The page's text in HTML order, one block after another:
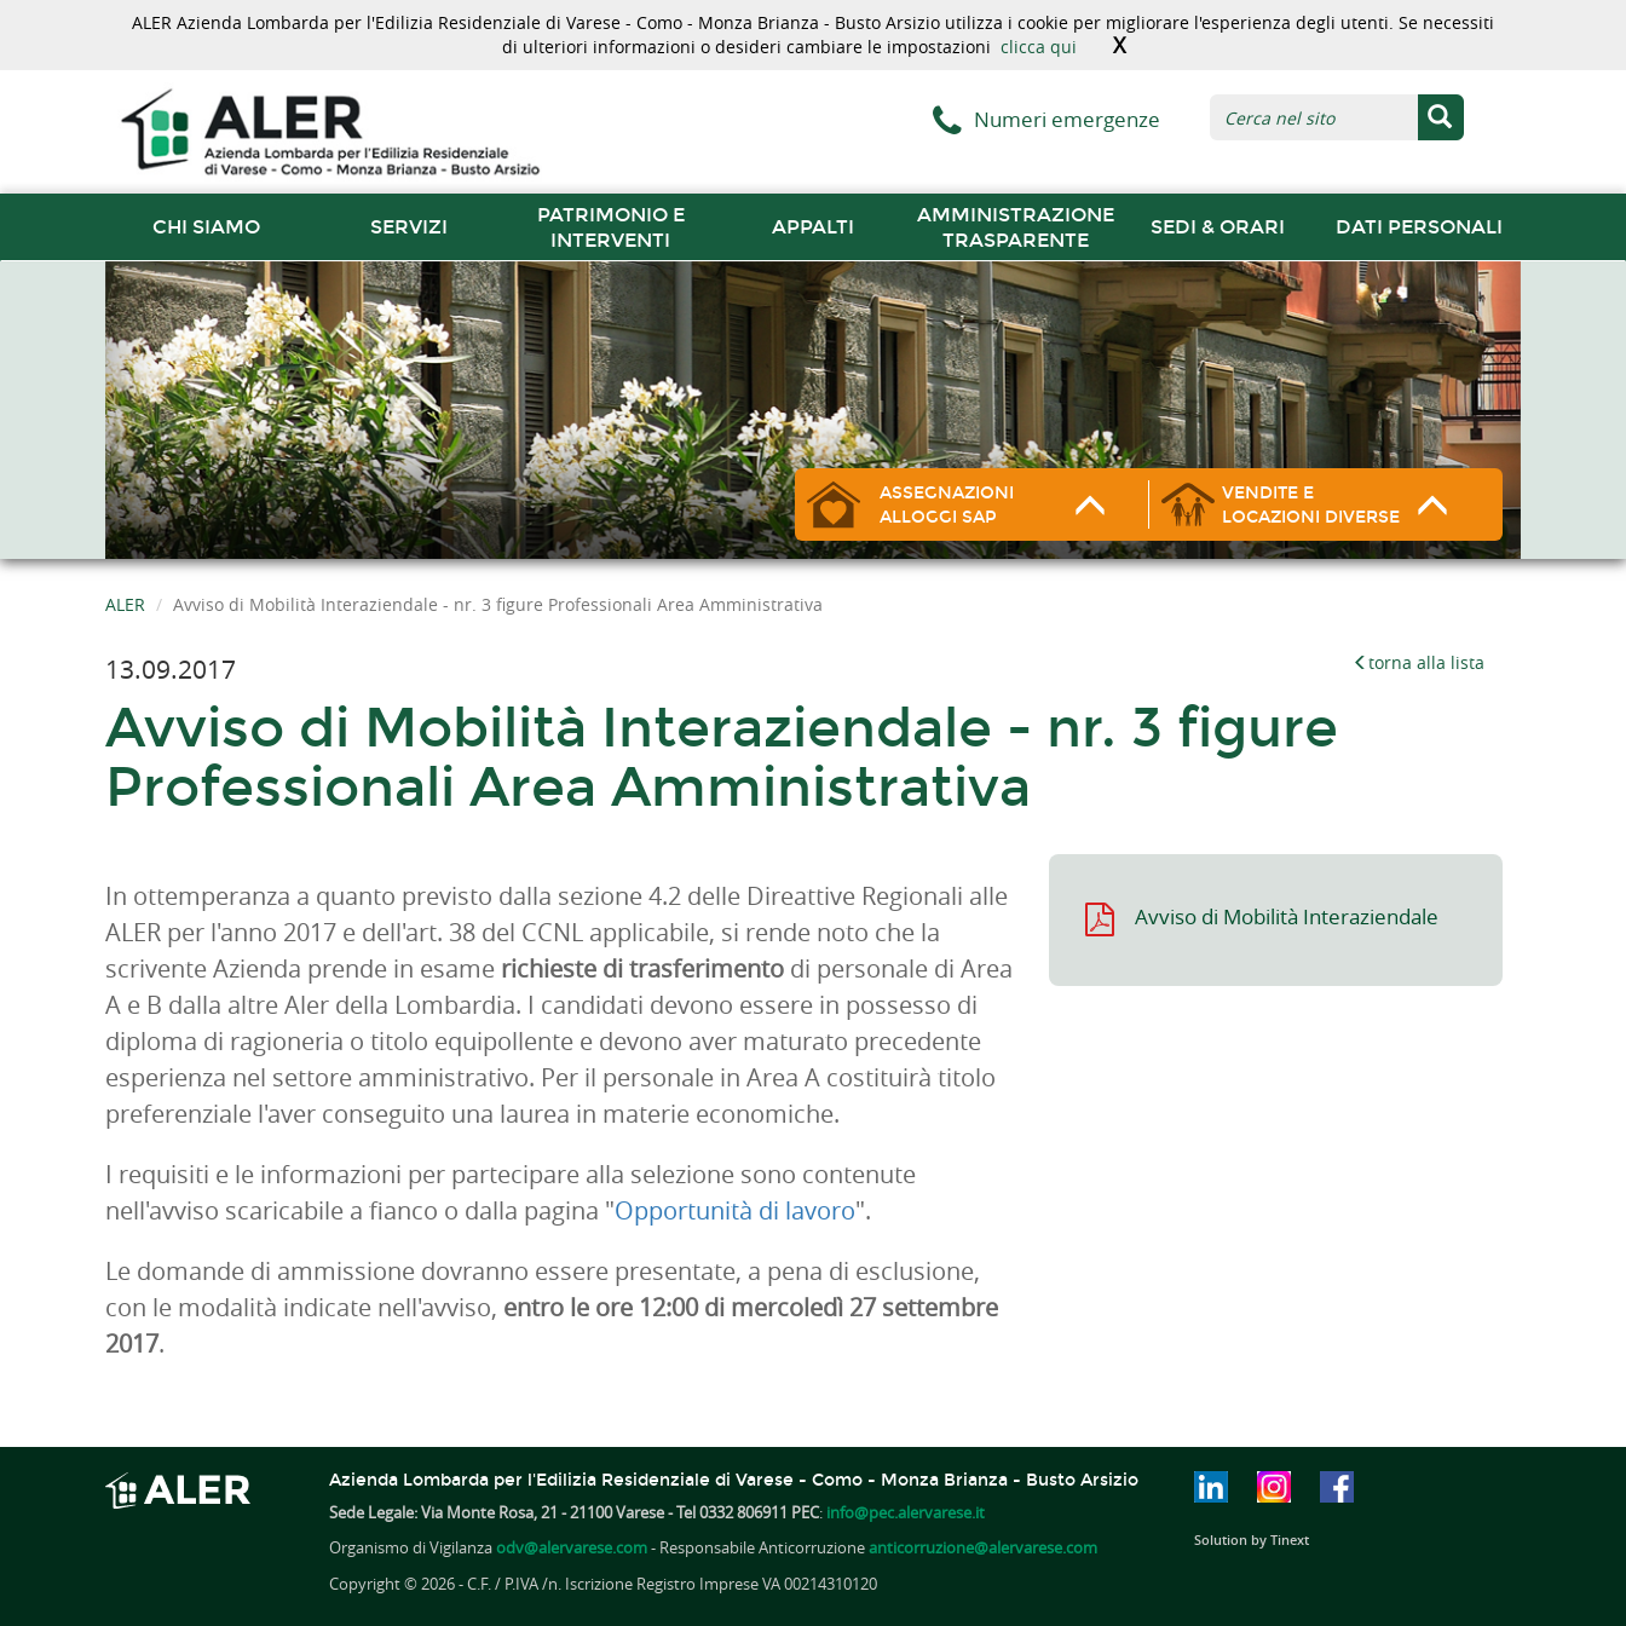
ALER Azienda Lombarda per l'Edilizia Residenziale di Varese - Como - Monza Brianza - Busto Arsizio utilizza i cookie per migliorare l'esperienza degli utenti. Se necessiti
di ulteriori informazioni o desideri cambiare le impostazioni clicca qui X
Numeri emergenze
CHI SIAMO SERVIZI
PATRIMONIO E
INTERVENTI
APPALTI
AMMINISTRAZIONE
TRASPARENTE
SEDI & ORARI DATI PERSONALI
ASSEGNAZIONI
ALLOGGI SAP
VENDITE E
LOCAZIONI DIVERSE
ALER Avviso di Mobilità Interaziendale - nr. 3 figure Professionali Area Amministrativa
13.09.2017 torna alla lista
Avviso di Mobilità Interaziendale - nr. 3 figure
Professionali Area Amministrativa
In ottemperanza a quanto previsto dalla sezione 4.2 delle Direattive Regionali alle
ALER per l'anno 2017 e dell'art. 38 del CCNL applicabile, si rende noto che la
scrivente Azienda prende in esame richieste di trasferimento di personale di Area
A e B dalla altre Aler della Lombardia. I candidati devono essere in possesso di
diploma di ragioneria o titolo equipollente e devono aver maturato precedente
esperienza nel settore amministrativo. Per il personale in Area A costituirà titolo
preferenziale l'aver conseguito una laurea in materie economiche.
I requisiti e le informazioni per partecipare alla selezione sono contenute
nell'avviso scaricabile a fianco o dalla pagina "Opportunità di lavoro".
Le domande di ammissione dovranno essere presentate, a pena di esclusione,
con le modalità indicate nell'avviso, entro le ore 12:00 di mercoledì 27 settembre
2017.
Avviso di Mobilità Interaziendale
Azienda Lombarda per l'Edilizia Residenziale di Varese - Como - Monza Brianza - Busto Arsizio
Sede Legale: Via Monte Rosa, 21 - 21100 Varese - Tel 0332 806911 PEC: info@pec.alervarese.it
Organismo di Vigilanzaodv@alervarese.com- Responsabile Anticorruzioneanticorruzione@alervarese.com
Copyright © 2026 - C.F. / P.IVA /n. Iscrizione Registro Imprese VA 00214310120
Solution by Tinext